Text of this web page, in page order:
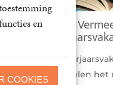
en
COOKIES
Welke
De
Voor velen